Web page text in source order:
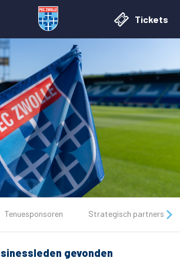
Tickets
Tenuesponsoren Strategisch partners
gevonden